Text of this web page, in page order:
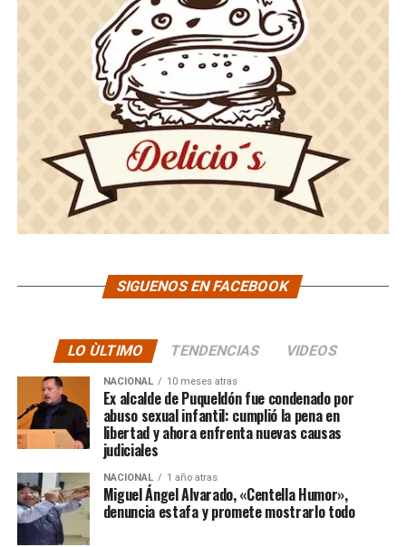
SIGUENOS EN FACEBOOK
LO ÙLTIMO TENDENCIAS VIDEOS
NACIONAL 10 meses atras
Ex alcalde de Puqueldón fue condenado por
abuso sexual infantil: cumplió la pena en
libertad y ahora enfrenta nuevas causas
judiciales
NACIONAL 1 año atras
Miguel Ángel Alvarado, «Centella Humor»,
denuncia estafa y promete mostrarlo todo